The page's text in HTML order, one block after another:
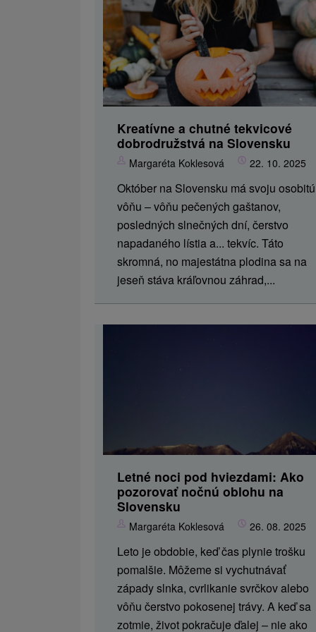
Kreatívne a chutné tekvicové
dobrodružstvá na Slovensku
Margaréta Koklesová 22. 10. 2025
Október na Slovensku má svoju osobitú
vôňu – vôňu pečených gaštanov,
posledných slnečných dní, čerstvo
napadaného lístia a... tekvíc. Táto
skromná, no majestátna plodina sa na
jeseň stáva kráľovnou záhrad,...
Letné noci pod hviezdami: Ako
pozorovať nočnú oblohu na
Slovensku
Margaréta Koklesová 26. 08. 2025
Leto je obdobie, keď čas plynie trošku
pomalšie. Môžeme si vychutnávať
západy slnka, cvrlikanie svrčkov alebo
vôňu čerstvo pokosenej trávy. A keď sa
zotmie, život pokračuje ďalej – nie ako